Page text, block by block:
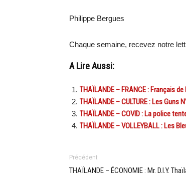
Philippe Bergues
Chaque semaine, recevez notre
A Lire Aussi:
THAÏLANDE – FRANCE : Français
THAÏLANDE – CULTURE : Les
THAÏLANDE – COVID : La police
THAÏLANDE – VOLLEYBALL : Les
Précédent
THAÏLANDE – ÉCONOMIE : Mr. D.I.Y.